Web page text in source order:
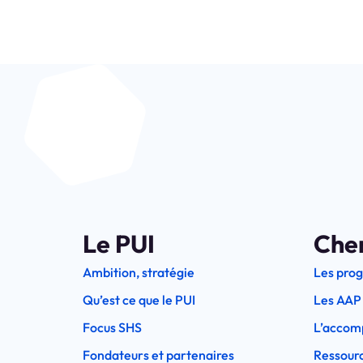
Le PUI
Ambition, stratégie
Qu’est ce que le PUI
Focus SHS
Fondateurs et partenaires
Les
Les AAP